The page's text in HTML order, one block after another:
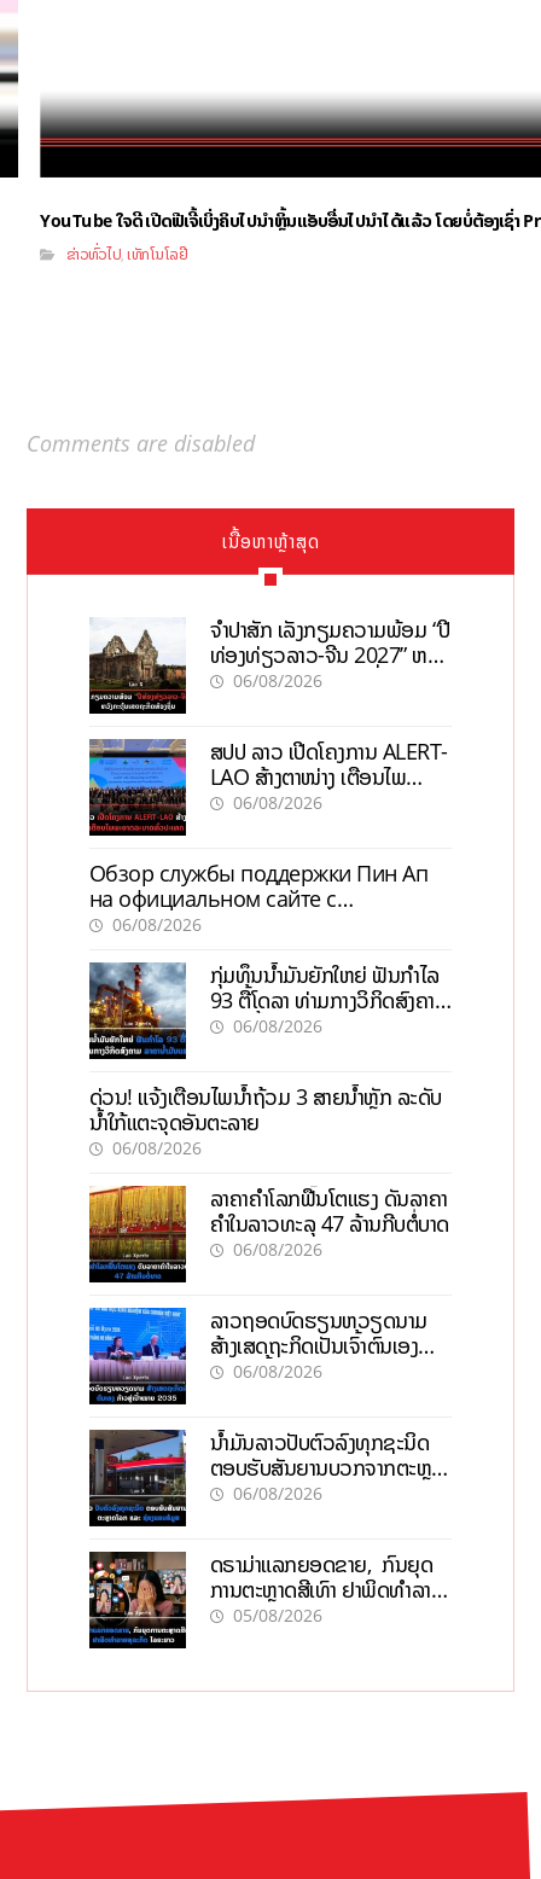
YouTube ໃຈດີ ເປີດຟີເຈີ້ເບິ່ງຄິບໄປນຳຫຼິ້ນແອັບອື່ນໄປນຳໄດ້ແລ້ວ ໂດຍບໍ່ຕ້ອງເຊົ່າ
ຂ່າວທົ່ວໄປ,ເທັກໂນໂລຢີ
Comments are disabled
ເນື້ອຫາຫຼ້າສຸດ
ຈຳປາສັກ ເລັ່ງກຽມຄວາມພ້ອມ “ປີ
ທ່ອງທ່ຽວລາວ-ຈີນ 2027” ຫວັງ
ກະຕຸ້ນເສດຖະກິດທ້ອງຖິ່ນ
06/08/2026
ສປປ ລາວ ເປີດໂຄງການ ALERT-
LAO ສ້າງຕາໜ່າງ ເຕືອນໄພ
ພະຍາດລະບາດທົ່ວປະເທດ
06/08/2026
Обзор службы поддержки Пин Ап
на официальном сайте с
актуальной информацией
06/08/2026
ກຸ່ມທຶນນ້ຳມັນຍັກໃຫຍ່ ຟັນກຳໄລ
93 ຕື້ໂດລາ ທ່າມກາງວິກິດສົງຄາມ
ລາຄານໍ້າມັນແພງ
06/08/2026
ດ່ວນ! ແຈ້ງເຕືອນໄພນໍ້າຖ້ວມ 3 ສາຍນໍ້າຫຼັກ ລະດັບ
ນໍ້າໃກ້ແຕະຈຸດອັນຕະລາຍ
06/08/2026
ລາຄາຄຳໂລກຟື້ນໂຕແຮງ ດັນລາຄາ
ຄຳໃນລາວທະລຸ 47 ລ້ານກີບຕໍ່ບາດ
06/08/2026
ລາວຖອດບົດຮຽນຫວຽດນາມ
ສ້າງເສດຖະກິດເປັນເຈົ້າຕົນເອງ
ກ້າວສູ່ເປົ້າໝາຍ 2035
06/08/2026
ນໍ້າມັນລາວປັບຕົວລົງທຸກຊະນິດ
ຕອບຮັບສັນຍານບວກຈາກຕະຫຼາດ
ໂລກ ແລະ ຊ່ອງແຄບຮໍມູສ
06/08/2026
ດຣາມ່າແລກຍອດຂາຍ, ກົນຍຸດ
ການຕະຫຼາດສີເທົາ ຢາພິດທຳລາຍ
ທຸລະກິດ ໄລຍະຍາວ
05/08/2026